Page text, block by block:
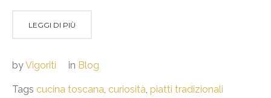
LEGGI DI PIÙ
byVigoriti in Blog
Tags cucina toscana, curiosità, piatti tradizionali